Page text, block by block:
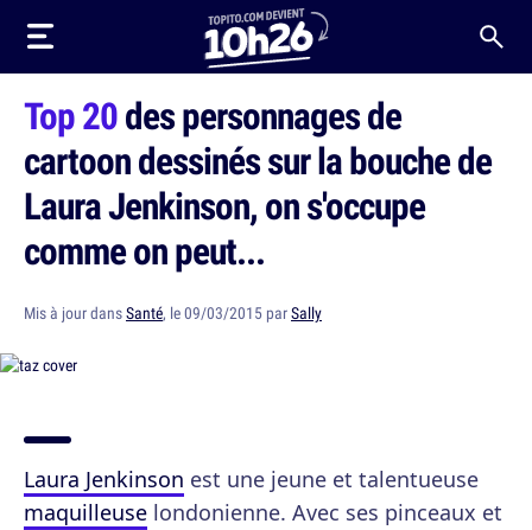
Top 20des personnages de
cartoon dessinés sur la bouche de
Laura Jenkinson, on s'occupe
comme on peut...
Mis à jour dansSanté, le 09/03/2015 parSally
Laura Jenkinson est une jeune et talentueuse
maquilleuse londonienne. Avec ses pinceaux et